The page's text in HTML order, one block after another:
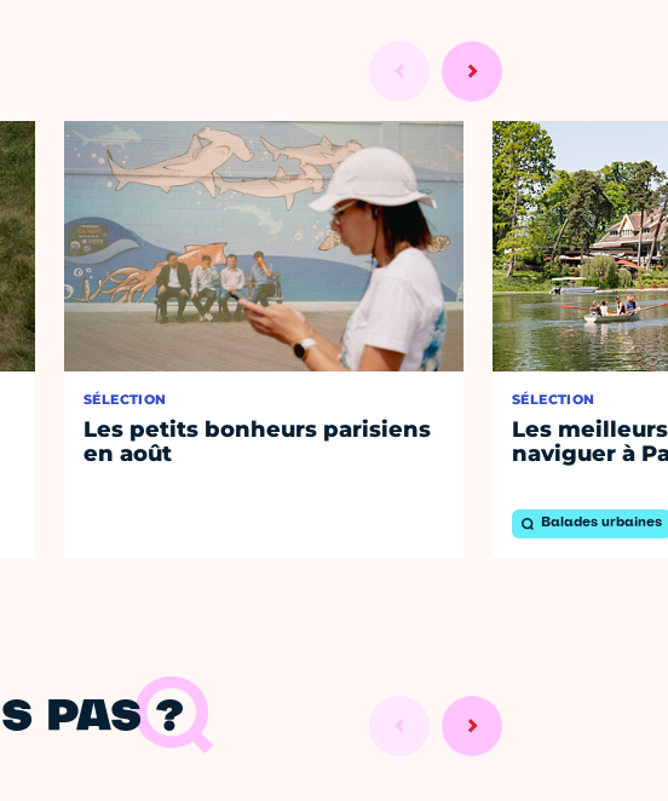
SÉLECTION
Les petits bonheurs parisiens
en août
SÉLECTION
Les
naviguer à
Balades urbaines
PAS ?